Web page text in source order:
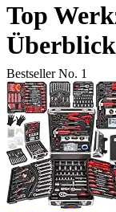
Top
Überblick
Bestseller No. 1